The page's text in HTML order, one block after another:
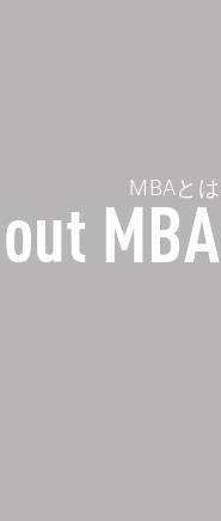
MBAとは
MBA